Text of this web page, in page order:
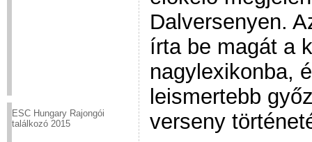
ESC Hungary Rajongói
találkozó 2015
Dalversenyen.
írta be magát a
nagylexikonba,
leismertebb
verseny